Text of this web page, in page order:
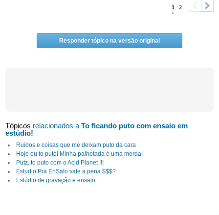
1 2
Responder tópico na versão original
Tópicos relacionados aTo ficando puto com ensaio em
estúdio!
Ruídos e coisas que me deixam puto da cara
Hoje eu to puto! Minha palhetada é uma merda!
Putz, to puto com o Acid Planet !!!
Estudio Pra EnSaIo vale a pena $$$?
Estúdio de gravação e ensaio